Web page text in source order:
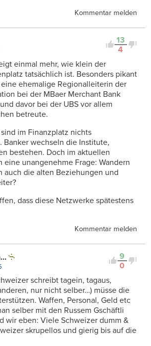
Kommentar melden
13
4
einmal mehr, wie klein der
tatsächlich ist. Besonders pikant
ehemalige Regionalleiterin der
bei der MBaer Merchant Bank
davor bei der UBS vor allem
betreute.
im Finanzplatz nichts
Banker wechseln die Institute,
bestehen. Doch im aktuellen
eine unangenehme Frage: Wandern
auch die alten Beziehungen und
dass diese Netzwerke spätestens
Kommentar melden
9
0
schreibt tagein, tagaus,
nur nicht selber…) müsse die
Waffen, Personal, Geld etc
selber mit den Russem Gschäftli
wir eben: Viele Schweizer dumm &
skrupellos und gierig bis auf die